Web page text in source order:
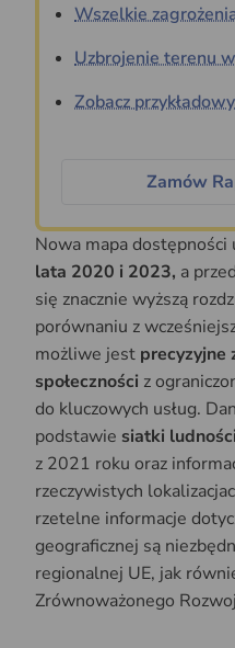
Wszelkie
Uzbrojenie terenu
Zobacz
Zamów
Nowa mapa dostępności
lata 2020 i 2023, a
się znacznie wyższą
porównaniu z
możliwe jest precyzyjne
społeczności z
do kluczowych usług.
podstawie siatki
z 2021 roku oraz
rzeczywistych
rzetelne informacje
geograficznej są
regionalnej UE, jak
Zrównoważonego